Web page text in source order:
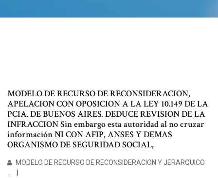
MODELO DE RECURSO DE RECONSIDERACION,
APELACION CON OPOSICION A LA LEY 10.149 DE LA
PCIA. DE BUENOS AIRES. DEDUCE REVISION DE LA
INFRACCION Sin embargo esta autoridad al no cruzar
información NI CON AFIP, ANSES Y DEMAS
ORGANISMO DE SEGURIDAD SOCIAL,
MODELO DE RECURSO DE RECONSIDERACION Y JERARQUICO
…